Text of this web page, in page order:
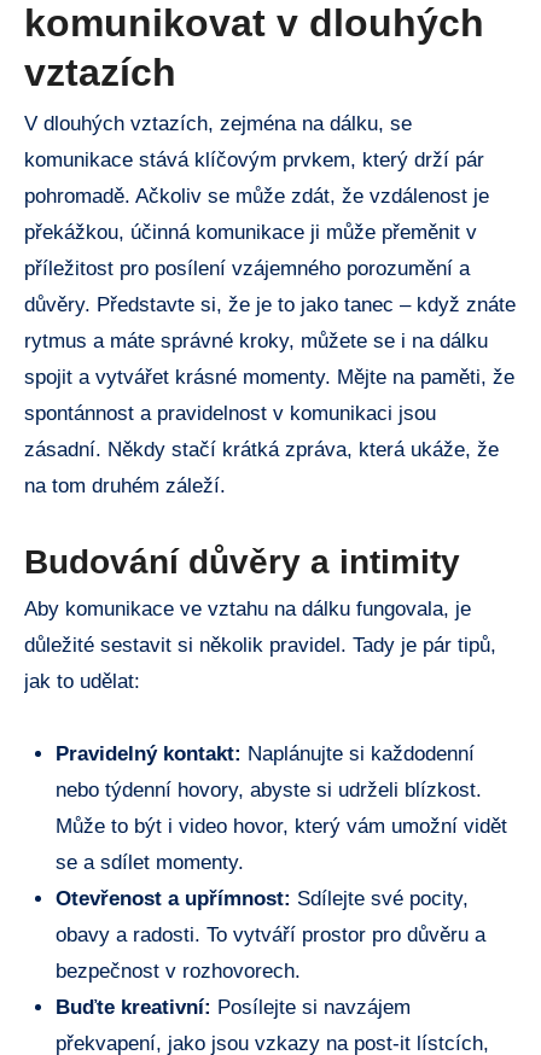
komunikovat v dlouhých
vztazích
V dlouhých vztazích, zejména na dálku, se
komunikace stává klíčovým prvkem, který drží pár
pohromadě. Ačkoliv se může zdát, že vzdálenost je
překážkou, účinná komunikace ji může přeměnit v
příležitost pro posílení vzájemného porozumění a
důvěry. Představte si, že je to jako tanec – když znáte
rytmus a máte správné kroky, můžete se i na dálku
spojit a vytvářet krásné momenty. Mějte na paměti, že
spontánnost a pravidelnost v komunikaci jsou
zásadní. Někdy stačí krátká zpráva, která ukáže, že
na tom druhém záleží.
Budování důvěry a intimity
Aby komunikace ve vztahu na dálku fungovala, je
důležité sestavit si několik pravidel. Tady je pár tipů,
jak to udělat:
Pravidelný kontakt: Naplánujte si každodenní
nebo týdenní hovory, abyste si udrželi blízkost.
Může to být i video hovor, který vám umožní vidět
se a sdílet momenty.
Otevřenost a upřímnost: Sdílejte své pocity,
obavy a radosti. To vytváří prostor pro důvěru a
bezpečnost v rozhovorech.
Buďte kreativní: Posílejte si navzájem
překvapení, jako jsou vzkazy na post-it lístcích,